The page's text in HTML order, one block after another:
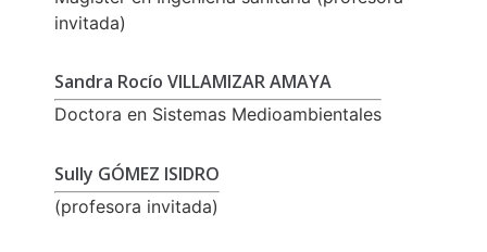
invitada)
Sandra Rocío VILLAMIZAR AMAYA
Doctora en Sistemas Medioambientales
Sully GÓMEZ ISIDRO
(profesora invitada)